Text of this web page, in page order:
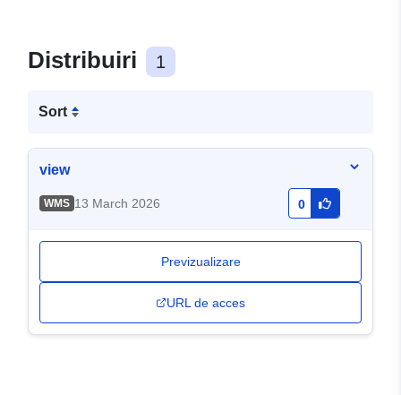
Distribuiri 1
Sort
view
WMS 13 March 2026 0
Previzualizare
URL de acces